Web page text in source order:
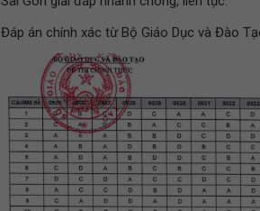
Đáp án chính xác từ Bộ Giáo Dục và Đào